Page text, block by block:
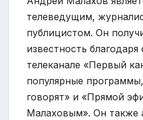
телеведущим,
публицистом. Он
известность
телеканале «Первый
популярные
говорят» и «Прямой
Малаховым». Он также